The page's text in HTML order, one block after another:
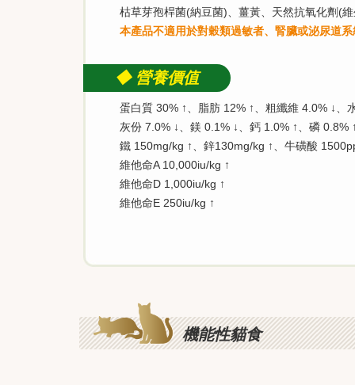
枯草芽孢桿菌(納豆菌)、薑黃、天然抗氧化劑(
本產品不適用於對穀類過敏者、腎臟或泌尿道
◆ 營養價值
蛋白質 30% ↑、脂肪 12% ↑、粗纖維 4.0% ↓、
灰份 7.0% ↓、鎂 0.1% ↓、鈣 1.0% ↑、磷 0.8%
鐵 150mg/kg ↑、鋅130mg/kg ↑、牛磺酸
維他命A 10,000iu/kg ↑
維他命D 1,000iu/kg ↑
維他命E 250iu/kg ↑
機能性貓食